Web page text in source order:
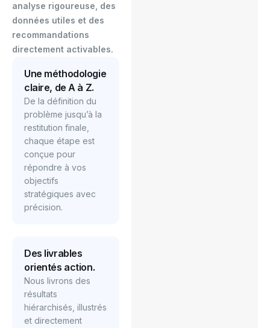
analyse rigoureuse, des
données utiles et des
recommandations
directement activables.
Une méthodologie
claire, de A à Z.
De la définition du
problème jusqu’à la
restitution finale,
chaque étape est
conçue pour
répondre à vos
objectifs
stratégiques avec
précision.
Des livrables
orientés action.
Nous livrons des
résultats
hiérarchisés, illustrés
et directement